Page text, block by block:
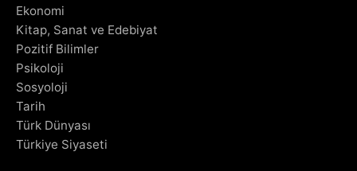
Ekonomi
Kitap, Sanat ve Edebiyat
Pozitif Bilimler
Psikoloji
Sosyoloji
Tarih
Türk Dünyası
Türkiye Siyaseti